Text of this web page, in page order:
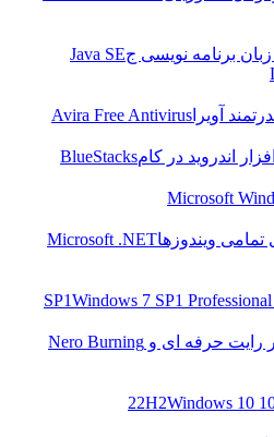
برنامه نویسی جJava SE
آویرا Avira Free Antivirus
اندروید در کامBlueStacks
ویندوزهاMicrosoft .NET
Windows 7 SP1 Professional
Nero Burning
Windows 10